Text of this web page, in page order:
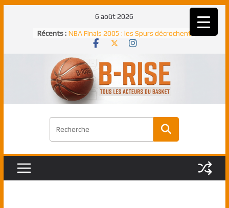
6 août 2026
Récents : NBA Finals 2005 : les Spurs décrochent
un troisième titre NBA, la rude bataille
NBA Finals 2021 : les Bucks et Giannis
Antetokounmpo triomphent, le Greek
Freek élu MVP
Shai Gilgeous-Alexander : son premier
match à plus de 40 points en NBA, le
Pau Gasol dans l’histoire en 2002 :
premier européen sacré Rookie de
Rudy Gobert, deuxième Français élu